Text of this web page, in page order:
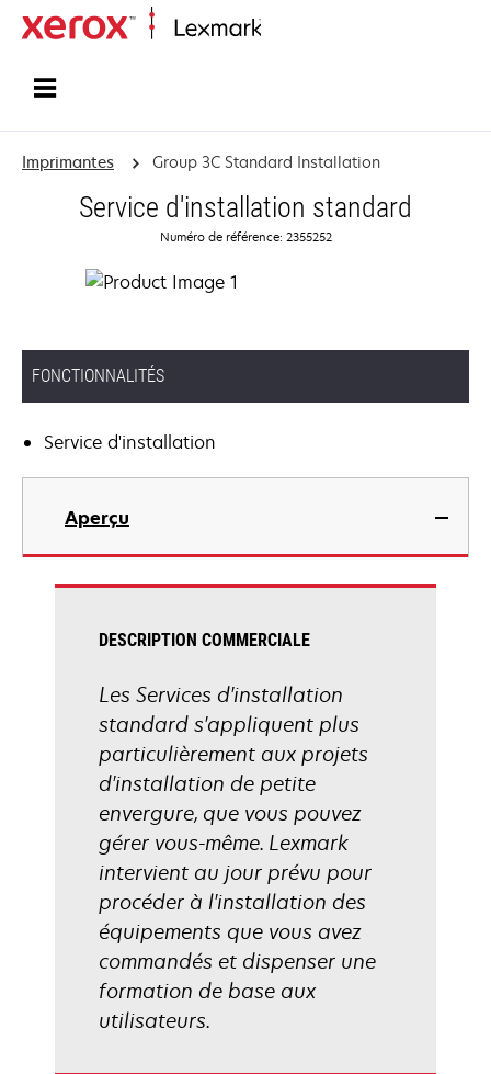
Imprimantes Group 3C Standard Installation
Service d'installation standard
Numéro de référence: 2355252
FONCTIONNALITÉS
Service d'installation
Aperçu
DESCRIPTION COMMERCIALE
Les Services d'installation
standard s'appliquent plus
particulièrement aux projets
d'installation de petite
envergure, que vous pouvez
gérer vous-même. Lexmark
intervient au jour prévu pour
procéder à l'installation des
équipements que vous avez
commandés et dispenser une
formation de base aux
utilisateurs.